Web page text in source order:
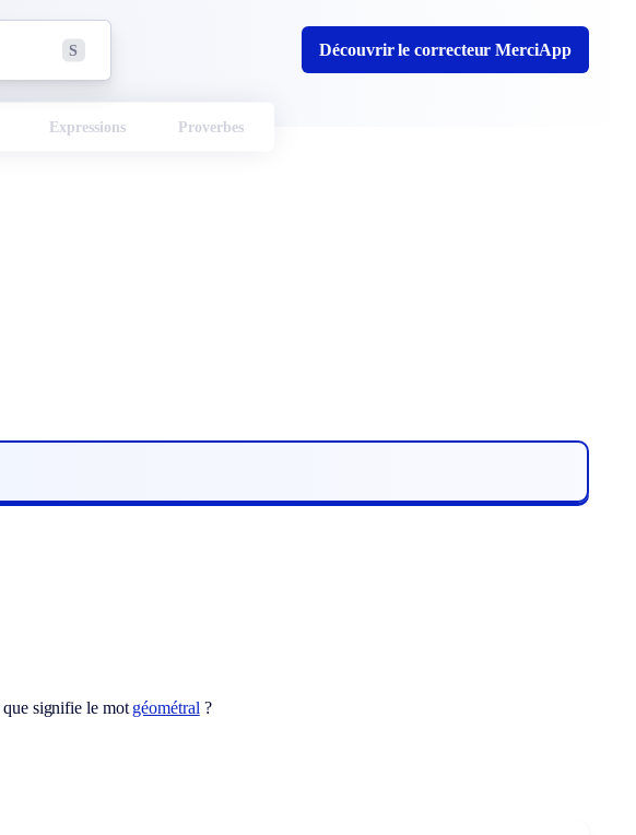
S Découvrir le correcteur MerciApp
Expressions Proverbes
que signifie le mot géométral ?